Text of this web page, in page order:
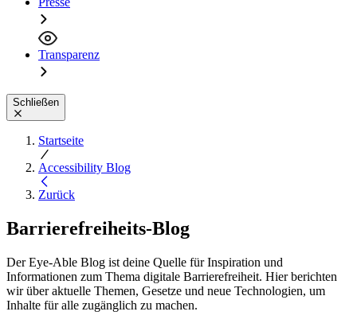
Transparenz
Schließen
Startseite
Accessibility Blog
Zurück
Barrierefreiheits-Blog
Der Eye-Able Blog ist deine Quelle für Inspiration und
Informationen zum Thema digitale Barrierefreiheit. Hier berichten
wir über aktuelle Themen, Gesetze und neue Technologien, um
Inhalte für alle zugänglich zu machen.